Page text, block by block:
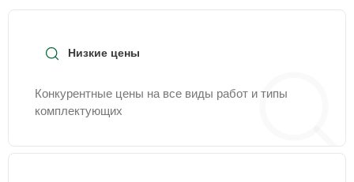
Низкие цены
Конкурентные цены на все виды работ и типы
комплектующих